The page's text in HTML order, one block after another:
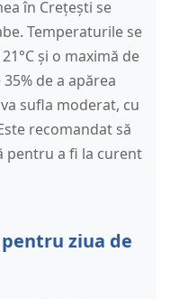
în Crețești se
Temperaturile se
și o maximă de
de a apărea
sufla moderat, cu
recomandat să
pentru a fi la curent
ziua de